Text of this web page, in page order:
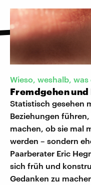
Wieso, weshalb, was
Fremdgehen
Statistisch gesehen
Beziehungen
machen, ob sie mal
werden – sondern
Paarberater Eric
sich früh und
Gedanken zu